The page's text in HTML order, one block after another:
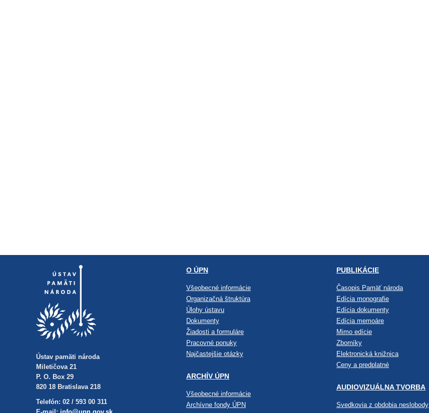
Ústav pamäti národa
Miletičova 21
P. O. Box 29
820 18 Bratislava 218
Telefón: 02 / 593 00 311
O ÚPN
Všeobecné informácie
Organizačná štruktúra
Úlohy ústavu
Dokumenty
Žiadosti a formuláre
Pracovné ponuky
Najčastejšie otázky
ARCHÍV ÚPN
Všeobecné informácie
Archívne fondy ÚPN
PUBLIKÁCIE
Časopis Pamäť národa
Edícia monografie
Edícia dokumenty
Edícia memoáre
Mimo edície
Zborníky
Elektronická knižnica
Ceny a predplatné
AUDIOVIZUÁLNA TVORBA
Svedkovia z obdobia neslobody